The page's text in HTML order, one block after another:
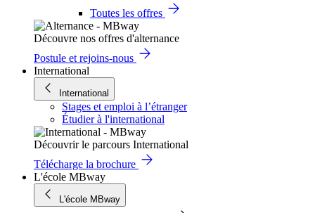
Toutes les offres
Découvre nos offres d'alternance
Postule et rejoins-nous
International
International
Stages et emploi à l’étranger
Étudier à l'international
Découvrir le parcours International
Télécharge la brochure
L'école MBway
L'école MBway